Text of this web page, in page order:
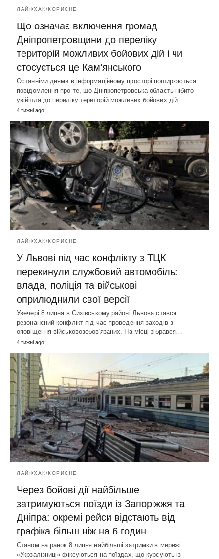
ЛАЙФХАК/КОРИСНЕ
Що означає включення громад
Дніпропетровщини до переліку
територій можливих бойових дій і чи
стосується це Кам’янського
Останніми днями в інформаційному просторі поширюються
повідомлення про те, що Дніпропетровська область нібито
увійшла до переліку територій можливих бойових дій.…
4 тижні ago
ЛАЙФХАК/КОРИСНЕ
У Львові під час конфлікту з ТЦК
перекинули службовий автомобіль:
влада, поліція та військові
оприлюднили свої версії
Увечері 8 липня в Сихівському районі Львова стався
резонансний конфлікт під час проведення заходів з
оповіщення військовозобов'язаних. На місці зібрався…
4 тижні ago
ЛАЙФХАК/КОРИСНЕ
Через бойові дії найбільше
затримуються поїзди із Запоріжжя та
Дніпра: окремі рейси відстають від
графіка більш ніж на 6 годин
Станом на ранок 8 липня найбільші затримки в мережі
«Укрзалізниці» фіксуються на поїздах, що курсують із